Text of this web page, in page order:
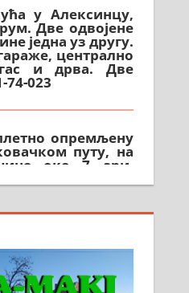
Две одвојене
једна уз другу.
централно
и дрва. Две
74-023
путу, на
око 7 ари.
102-35-25
нова,
у Алексинцу.
064/21-63-584